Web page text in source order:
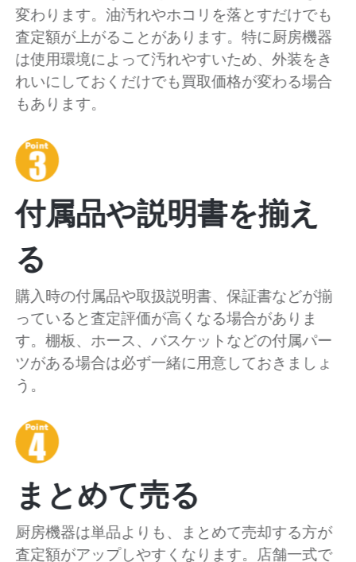
変わります。油汚れやホコリを落とすだけでも
査定額が上がることがあります。特に厨房機器
は使用環境によって汚れやすいため、外装をき
れいにしておくだけでも買取価格が変わる場合
もあります。
付属品や説明書を揃え
る
購入時の付属品や取扱説明書、保証書などが揃
っていると査定評価が高くなる場合がありま
す。棚板、ホース、バスケットなどの付属パー
ツがある場合は必ず一緒に用意しておきましょ
う。
まとめて売る
厨房機器は単品よりも、まとめて売却する方が
査定額がアップしやすくなります。店舗一式で